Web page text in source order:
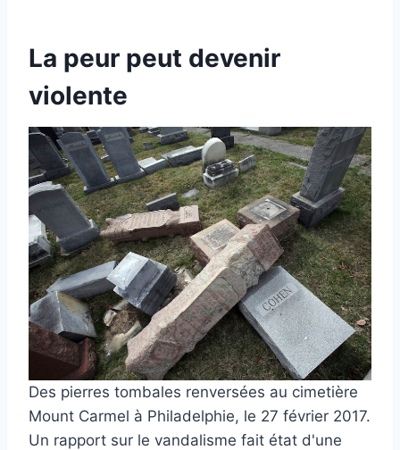
La peur peut devenir
violente
Des pierres tombales renversées au cimetière
Mount Carmel à Philadelphie, le 27 février 2017.
Un rapport sur le vandalisme fait état d'une